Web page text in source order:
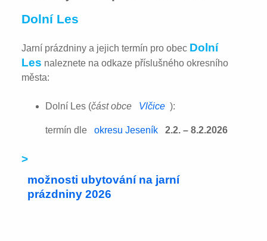
Dolní Les
Jarní prázdniny a jejich termín pro obec Dolní
Les naleznete na odkaze příslušného okresního
města:
Dolní Les (část obce Vlčice ):
termín dle okresu Jeseník 2.2. – 8.2.2026
>
možnosti ubytování na jarní
prázdniny 2026